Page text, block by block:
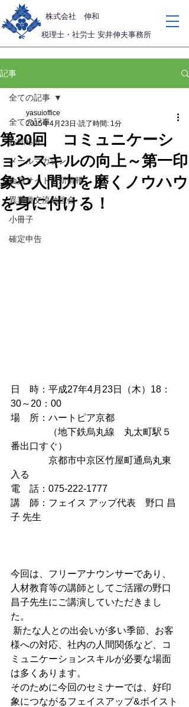
​株式会社 伸和
税理士・社労士 安井伸夫事務所
記事
全ての記事
お知らせ
メールマガジン
会員サイト更新情報
異業種交流勉強会
小冊子
確定申告
全ての記事
第20回 コミュニケーシ
ョンスキルの向上～第一印
象や人間力を磨くノウハウ
を身に付ける！
yasuioffice
2015年4月23日 読了時間: 1分
日　時：平成27年4月23日（木）18：
30～20：00
場　所：ハートピア京都
（地下鉄烏丸線　丸太町駅５
番出口すぐ）
京都市中京区竹屋町通烏丸東
入る
電　話：075-222-1777
講　師：フェイス アップ代表　野口 昌
子 先生
今回は、フリーアナウンサーであり、
人材教育等の講師としてご活躍の野口
昌子先生にご講演していただきまし
た。
様への対応、社内の人間関係など、コ
ミュニケーションスキルが必要な場面
は多くあります。
そのために今回のセミナーでは、好印
象につながるフェイスアップ&ボイスト